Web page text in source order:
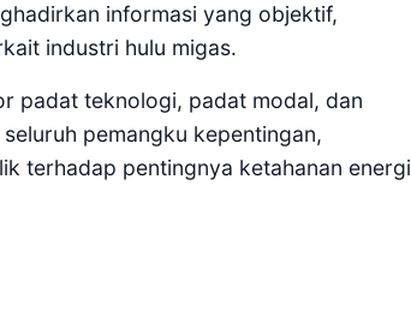
informasi yang objektif,
industri hulu migas.
padat teknologi, padat modal, dan
pemangku kepentingan,
terhadap pentingnya ketahanan energi